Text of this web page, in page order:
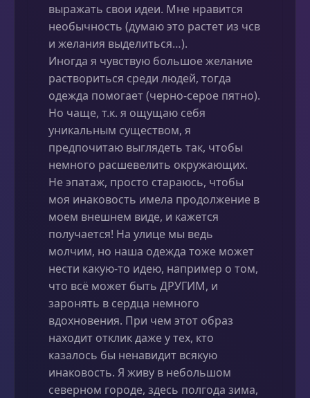
выражать свои идеи. Мне нравится
необычность (думаю это растет из чсв
и желания выделиться…).
Иногда я чувствую большое желание
раствориться среди людей, тогда
одежда помогает (черно-серое пятно).
Но чаще, т.к. я ощущаю себя
уникальным существом, я
предпочитаю выглядеть так, чтобы
немного расшевелить окружающих.
Не эпатаж, просто стараюсь, чтобы
моя инаковость имела продолжение в
моем внешнем виде, и кажется
получается! На улице мы ведь
молчим, но наша одежда тоже может
нести какую-то идею, например о том,
что всё может быть ДРУГИМ, и
заронять в сердца немного
вдохновения. При чем этот образ
находит отклик даже у тех, кто
казалось бы ненавидит всякую
инаковость. Я живу в небольшом
северном городе, здесь полгода зима,